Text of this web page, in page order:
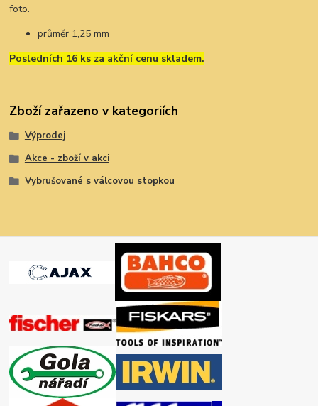
foto.
průměr 1,25 mm
Posledních 16 ks za akční cenu skladem.
Zboží zařazeno v kategoriích
Výprodej
Akce - zboží v akci
Vybrušované s válcovou stopkou